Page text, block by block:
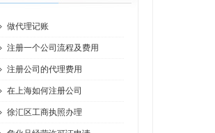
做代理记账
注册一个公司流程及费用
注册公司的代理费用
在上海如何注册公司
徐汇区工商执照办理